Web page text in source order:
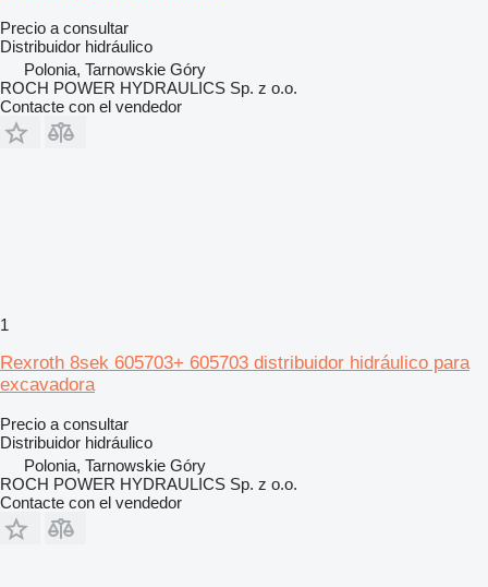
Precio a consultar
Distribuidor hidráulico
Polonia, Tarnowskie Góry
ROCH POWER HYDRAULICS Sp. z o.o.
Contacte con el vendedor
1
Rexroth 8sek 605703+ 605703 distribuidor hidráulico para
excavadora
Precio a consultar
Distribuidor hidráulico
Polonia, Tarnowskie Góry
ROCH POWER HYDRAULICS Sp. z o.o.
Contacte con el vendedor